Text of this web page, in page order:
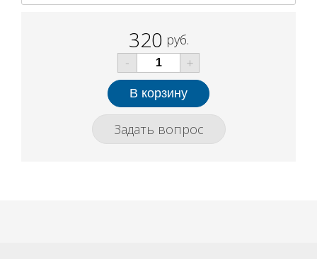
320 руб.
-
+
Задать вопрос